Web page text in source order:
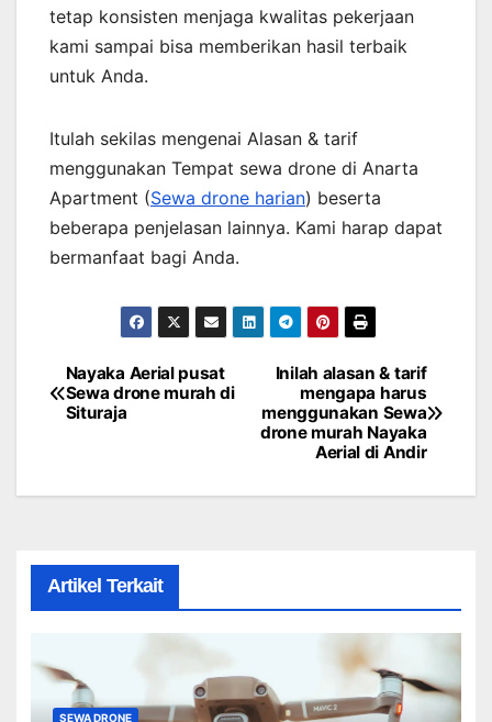
tetap konsisten menjaga kwalitas pekerjaan
kami sampai bisa memberikan hasil terbaik
untuk Anda.
Itulah sekilas mengenai Alasan & tarif
menggunakan Tempat sewa drone di Anarta
Apartment (Sewa drone harian) beserta
beberapa penjelasan lainnya. Kami harap dapat
bermanfaat bagi Anda.
Post
navigation
Inilah alasan & tarif
mengapa harus
menggunakan Sewa
drone murah Nayaka
Aerial di Andir
Nayaka Aerial pusat
Sewa drone murah di
Situraja
Artikel Terkait
SEWA DRONE